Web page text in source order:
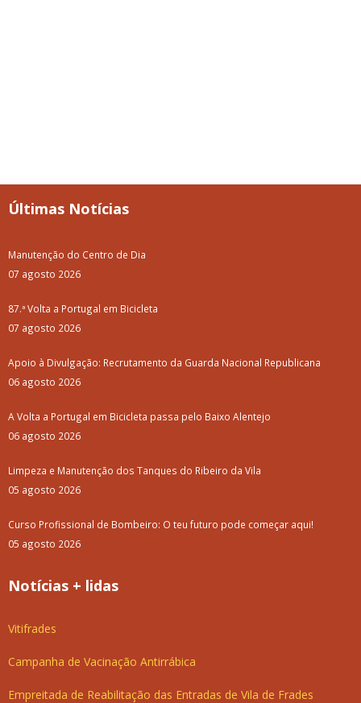
Últimas Notícias
Manutenção do Centro de Dia
07 agosto 2026
87.ª Volta a Portugal em Bicicleta
07 agosto 2026
Apoio à Divulgação: Recrutamento da Guarda Nacional Republicana
06 agosto 2026
A Volta a Portugal em Bicicleta passa pelo Baixo Alentejo
06 agosto 2026
Limpeza e Manutenção dos Tanques do Ribeiro da Vila
05 agosto 2026
Curso Profissional de Bombeiro: O teu futuro pode começar aqui!
05 agosto 2026
Notícias + lidas
Vitifrades
Campanha de Vacinação Antirrábica
Empreitada de Reabilitação das Entradas de Vila de Frades